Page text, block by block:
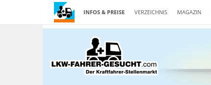
INFOS & PREISE VERZEICHNIS MAGAZIN